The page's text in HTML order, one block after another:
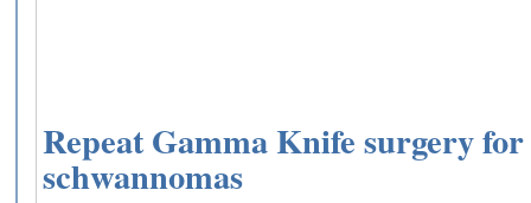
Repeat Gamma Knife surgery
schwannomas